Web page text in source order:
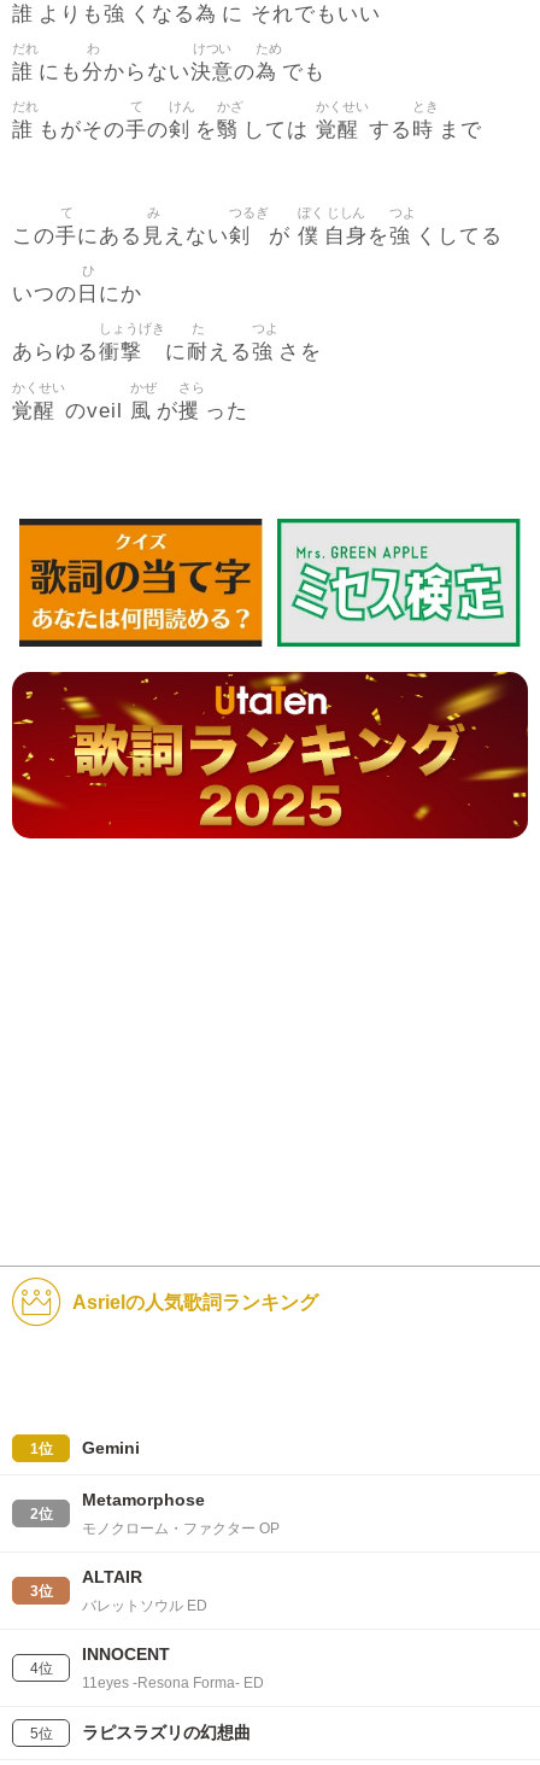
誰 よりも強 くなる為 に それでもいい
誰
だれ
にも分
わ
からない決意
けつい
の為
ため
でも
誰
だれ
もがその手
て
の剣
けん
を翳
かざ
しては 覚醒
かくせい
する 時
とき
まで
この手
て
にある 見
み
えない剣
つるぎ
が 僕
ぼく
自身
じしん
を強
つよ
くしてる
いつの 日
ひ
にか
あらゆる衝撃
しょうげき
に耐
た
える強
つよ
さを
覚醒
かくせい
のveil 風
かぜ
が攫
さら
った
Asrielの人気歌詞ランキング
1位 Gemini
2位
Metamorphose
モノクローム・ファクター OP
3位
ALTAIR
バレットソウル ED
4位
INNOCENT
11eyes -Resona Forma- ED
5位 ラピスラズリの幻想曲